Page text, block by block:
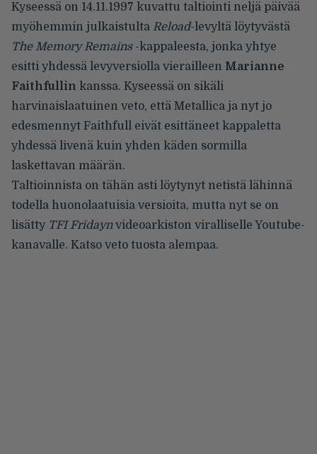
Kyseessä on 14.11.1997 kuvattu taltiointi neljä päivää
myöhemmin julkaistulta Reload-levyltä löytyvästä
The Memory Remains-kappaleesta, jonka yhtye
esitti yhdessä levyversiolla vierailleen Marianne
Faithfullin kanssa. Kyseessä on sikäli
harvinaislaatuinen veto, että Metallica ja nyt jo
edesmennyt Faithfull eivät esittäneet kappaletta
yhdessä livenä kuin yhden käden sormilla
laskettavan määrän.
Taltioinnista on tähän asti löytynyt netistä lähinnä
todella huonolaatuisia versioita, mutta nyt se on
lisätty TFI Fridaynvideoarkiston viralliselle Youtube-
kanavalle. Katso veto tuosta alempaa.